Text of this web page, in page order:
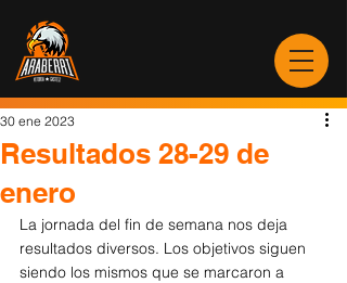
Resultados 28-29 de
enero
30 ene 2023
La jornada del fin de semana nos deja
resultados diversos. Los objetivos siguen
siendo los mismos que se marcaron a